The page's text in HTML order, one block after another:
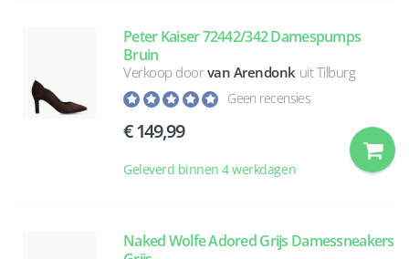
Peter Kaiser 72442/342 Damespumps
Bruin
Verkoop doorvan Arendonk uit Tilburg
Geen recensies
149,99
Geleverd binnen 4 werkdagen
Naked Wolfe Adored Grijs Damessneakers